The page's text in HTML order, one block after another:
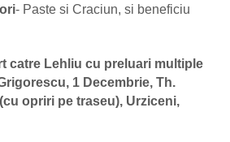
- Paste si Craciun, si beneficiu
catre Lehliu cu preluari multiple
1 Decembrie, Th.
opriri pe traseu), Urziceni,